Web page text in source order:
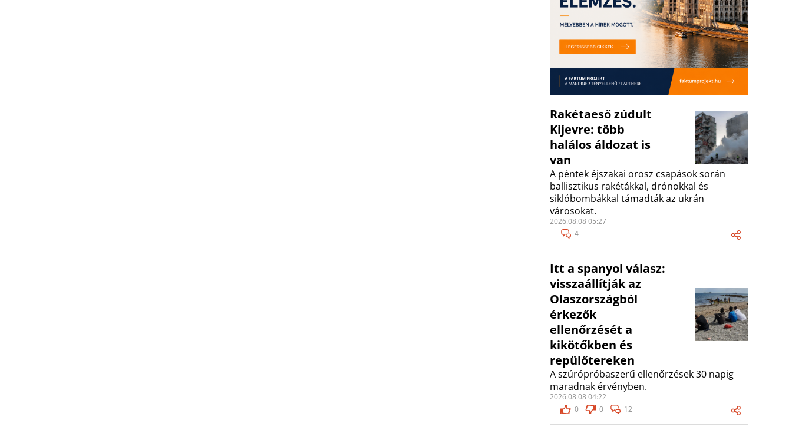
Rakétaeső zúdult
Kijevre: több
halálos áldozat is
van
A péntek éjszakai orosz csapások során
ballisztikus rakétákkal, drónokkal és
siklóbombákkal támadták az ukrán
városokat.
2026.08.08 05:27
4
Itt a spanyol válasz:
visszaállítják az
Olaszországból
érkezők
ellenőrzését a
kikötőkben és
repülőtereken
A szúrópróbaszerű ellenőrzések 30 napig
maradnak érvényben.
2026.08.08 04:22
0
0 12